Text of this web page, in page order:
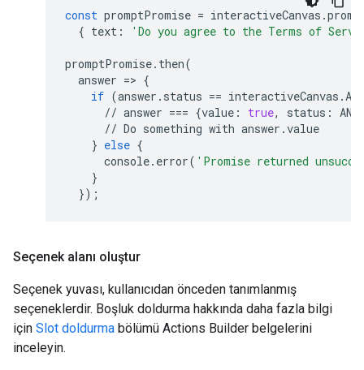
const promptPromise = interactiveCanvas .
{ text : 'Do you agree to the Terms of
promptPromise. then(
answer => {
if (answer . status == interactiveCanvas .
// answer === {value : true, status :
// Do something with answer .value
} else {
console. error( 'Promise returned
}
});
Seçenek alanı oluştur
Seçenek yuvası, kullanıcıdan önceden tanımlanmış
seçeneklerdir. Boşluk doldurma hakkında daha fazla bilgi
için Slot doldurma bölümü Actions Builder belgelerini
inceleyin.